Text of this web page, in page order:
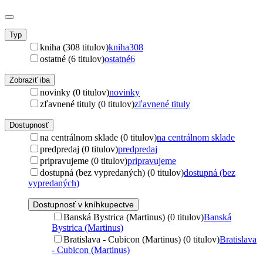
Typ
kniha (308 titulov)kniha308
ostatné (6 titulov)ostatné6
Zobraziť iba
novinky (0 titulov)novinky
zľavnené tituly (0 titulov)zľavnené tituly
Dostupnosť
na centrálnom sklade (0 titulov)na centrálnom sklade
predpredaj (0 titulov)predpredaj
pripravujeme (0 titulov)pripravujeme
dostupná (bez vypredaných) (0 titulov)dostupná (bez
vypredaných)
Dostupnosť v kníhkupectve
Banská Bystrica (Martinus) (0 titulov)Banská
Bystrica (Martinus)
Bratislava - Cubicon (Martinus) (0 titulov)Bratislava
- Cubicon (Martinus)